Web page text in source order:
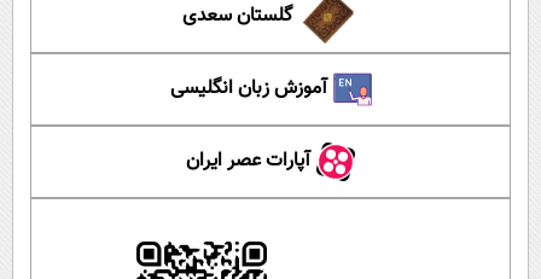
گلستان سعدی
آموزش زبان انگلیسی
آپارات عصر ایران